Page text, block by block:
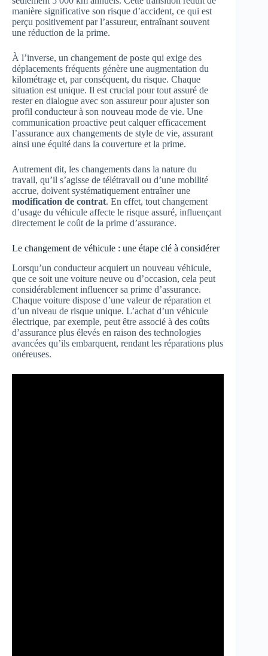
manière significative son risque d’accident, ce qui est
perçu positivement par l’assureur, entraînant souvent
une réduction de la prime.
À l’inverse, un changement de poste qui exige des
déplacements fréquents génère une augmentation du
kilométrage et, par conséquent, du risque. Chaque
situation est unique. Il est crucial pour tout assuré de
rester en dialogue avec son assureur pour ajuster son
profil conducteur à son nouveau mode de vie. Une
communication proactive peut calquer efficacement
l’assurance aux changements de style de vie, assurant
ainsi une équité dans la couverture et la prime.
Autrement dit, les changements dans la nature du
travail, qu’il s’agisse de télétravail ou d’une mobilité
accrue, doivent systématiquement entraîner une
modification de contrat. En effet, tout changement
d’usage du véhicule affecte le risque assuré, influençant
directement le coût de la prime d’assurance.
Le changement de véhicule : une étape clé à considérer
Lorsqu’un conducteur acquiert un nouveau véhicule,
que ce soit une voiture neuve ou d’occasion, cela peut
considérablement influencer sa prime d’assurance.
Chaque voiture dispose d’une valeur de réparation et
d’un niveau de risque unique. L’achat d’un véhicule
électrique, par exemple, peut être associé à des coûts
d’assurance plus élevés en raison des technologies
avancées qu’ils embarquent, rendant les réparations plus
onéreuses.